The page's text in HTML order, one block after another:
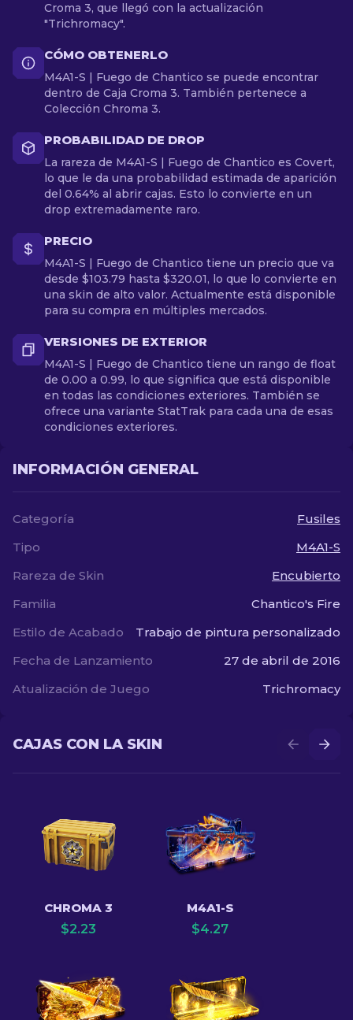
Croma 3, que llegó con la actualización
"Trichromacy".
CÓMO OBTENERLO
M4A1-S | Fuego de Chantico se puede encontrar
dentro de Caja Croma 3. También pertenece a
Colección Chroma 3.
PROBABILIDAD DE DROP
La rareza de M4A1-S | Fuego de Chantico es Covert,
lo que le da una probabilidad estimada de aparición
del 0.64% al abrir cajas. Esto lo convierte en un
drop extremadamente raro.
PRECIO
M4A1-S | Fuego de Chantico tiene un precio que va
desde $103.79 hasta $320.01, lo que lo convierte en
una skin de alto valor. Actualmente está disponible
para su compra en múltiples mercados.
VERSIONES DE EXTERIOR
M4A1-S | Fuego de Chantico tiene un rango de float
de 0.00 a 0.99, lo que significa que está disponible
en todas las condiciones exteriores. También se
ofrece una variante StatTrak para cada una de esas
condiciones exteriores.
INFORMACIÓN GENERAL
Categoría
Fusiles
Tipo
M4A1-S
Rareza de Skin
Encubierto
Familia
Chantico's Fire
Estilo de Acabado
Trabajo de pintura personalizado
Fecha de Lanzamiento
27 de abril de 2016
Atualización de Juego
Trichromacy
CAJAS CON LA SKIN
CHROMA 3
$2.23
M4A1-S
$4.27